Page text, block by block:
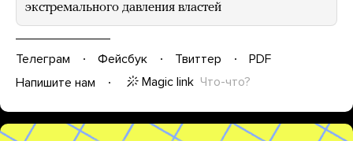
экстремального давления властей
Телеграм Фейсбук Твиттер
PDF
Напишите нам
Magic link Что-что?